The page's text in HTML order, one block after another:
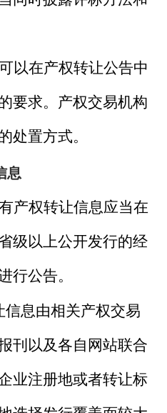
以在产权转让公告中
要求。产权交易机构
处置方式。
息
产权转让信息应当在
级以上公开发行的经
行公告。
信息由相关产权交易
刊以及各自网站联合
业注册地或者转让标